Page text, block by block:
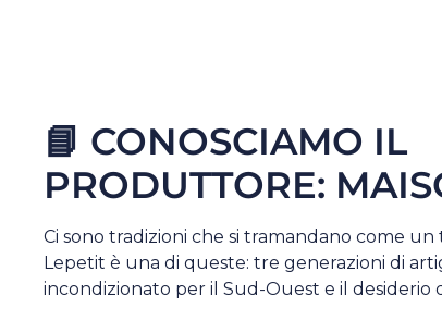
📘 CONOSCIAMO IL
PRODUTTORE:
Ci sono tradizioni che si tramandano come un
Lepetit è una di queste: tre generazioni di
incondizionato per il Sud-Ouest e il desiderio